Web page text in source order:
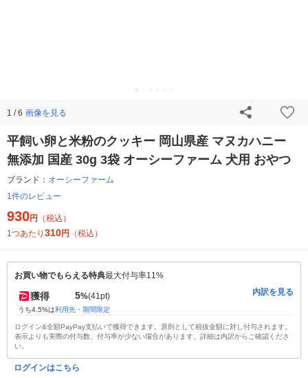
1 / 6 画像を見る
平飼い卵と米粉のクッキー 岡山県産 マヌカハニー
無添加 国産 30g 3袋 オーシーファーム 犬用 おやつ
ブランド： オーシーファーム
1件のレビュー
930円
（税込）
1つあたり 310円 （税込）
お買い物でもらえる特典最大付与率11%
獲得 5%(41pt)
うち4.5%は利用先・期間限定
内訳を見る
ログイン&全額PayPay支払いで獲得できます。原則として税抜金額に対し付与されます。
表示よりも実際の付与数、付与率が少ない場合があります。詳細は内訳からご確認くださ
い。
ログインはこちら